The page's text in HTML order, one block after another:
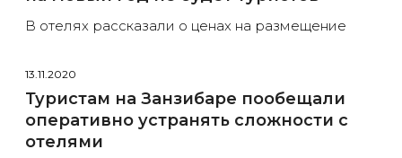
В отелях рассказали о ценах на размещение
13.11.2020
Туристам на Занзибаре пообещали
оперативно устранять сложности с
отелями